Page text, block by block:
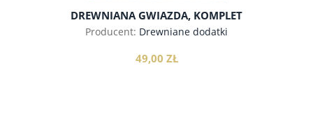
DREWNIANA GWIAZDA, KOMPLET
Producent: Drewniane dodatki
49,00 ZŁ